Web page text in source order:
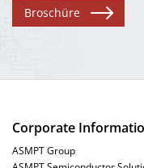
Broschüre
Corporate
ASMPT Group